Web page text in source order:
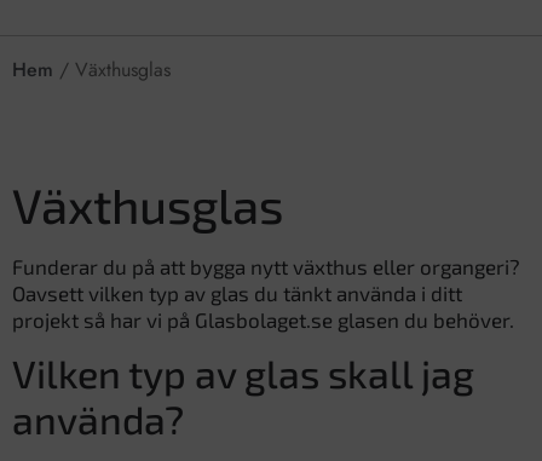
Hem / Växthusglas
Växthusglas
Funderar du på att bygga nytt växthus eller organgeri?
Oavsett vilken typ av glas du tänkt använda i ditt
projekt så har vi på Glasbolaget.se glasen du behöver.
Vilken typ av glas skall jag
använda?